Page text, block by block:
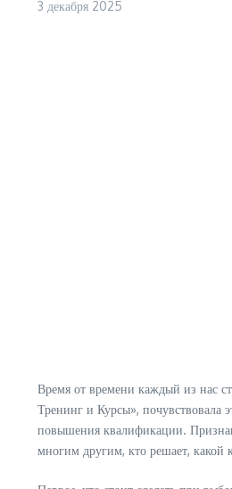
3 декабря 2025
Время от времени каждый из нас
Тренинг и Курсы», почувствовала
повышения квалификации.
многим другим, кто решает, какой